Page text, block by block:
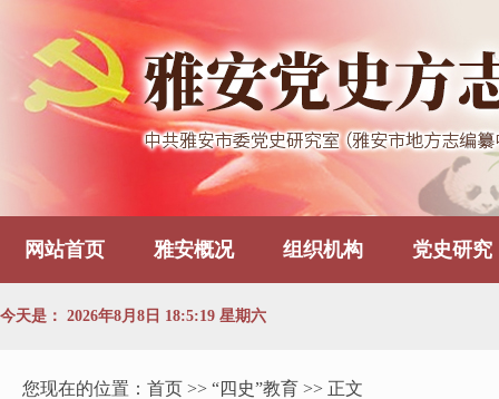
网站首页 雅安概况 组织机构 党史研究
今天是： 2026年8月8日 18:5:20 星期六
您现在的位置： 首页 >> “四史”教育 >> 正文